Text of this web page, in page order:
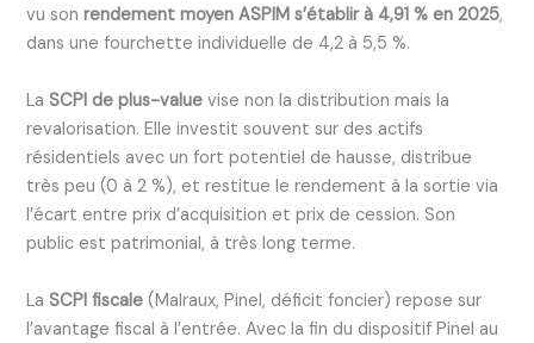
vu sonrendement moyen ASPIM s’établir à 4,91 % en 2025,
dans une fourchette individuelle de 4,2 à 5,5 %.
La SCPI de plus-value vise non la distribution mais la
revalorisation. Elle investit souvent sur des actifs
résidentiels avec un fort potentiel de hausse, distribue
très peu (0 à 2 %), et restitue le rendement à la sortie via
l’écart entre prix d’acquisition et prix de cession. Son
public est patrimonial, à très long terme.
La SCPI fiscale (Malraux, Pinel, déficit foncier) repose sur
l’avantage fiscal à l’entrée. Avec la fin du dispositif Pinel au